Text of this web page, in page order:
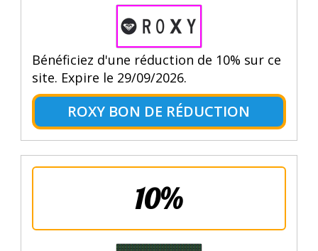
Bénéficiez d'une réduction de 10% sur ce
site. Expire le 29/09/2026.
ROXY BON DE RÉDUCTION
10%